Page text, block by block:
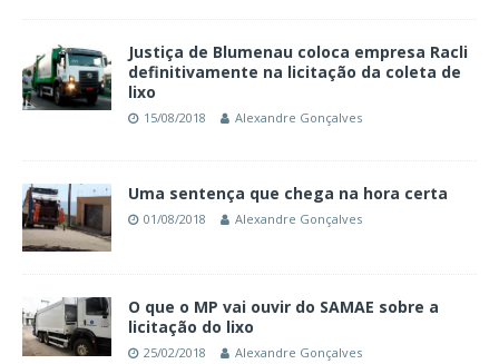
Justiça de Blumenau coloca empresa Racli
definitivamente na licitação da coleta de
lixo
15/08/2018 Alexandre Gonçalves
Uma sentença que chega na hora certa
01/08/2018 Alexandre Gonçalves
O que o MP vai ouvir do SAMAE sobre a
licitação do lixo
25/02/2018 Alexandre Gonçalves